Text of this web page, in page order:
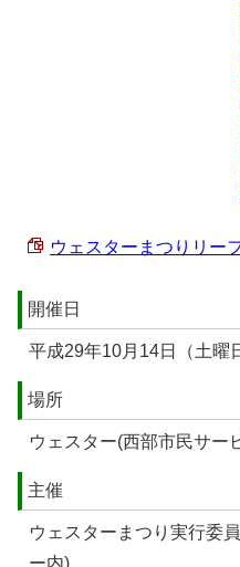
ウェスターまつりリー
開催日
平成29年10月14日（土曜
場所
ウェスター(西部市民サー
主催
ウェスターまつり実行委
ー内)